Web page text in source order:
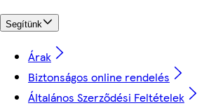
Segítünk
Árak
Biztonságos online rendelés
Általános Szerződési Feltételek